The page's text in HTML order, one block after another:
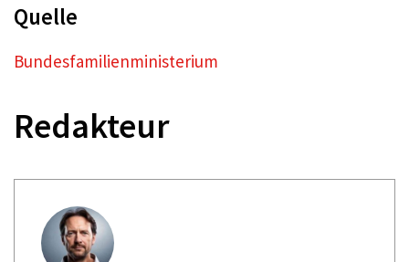
Quelle
Bundesfamilienministerium
Redakteur